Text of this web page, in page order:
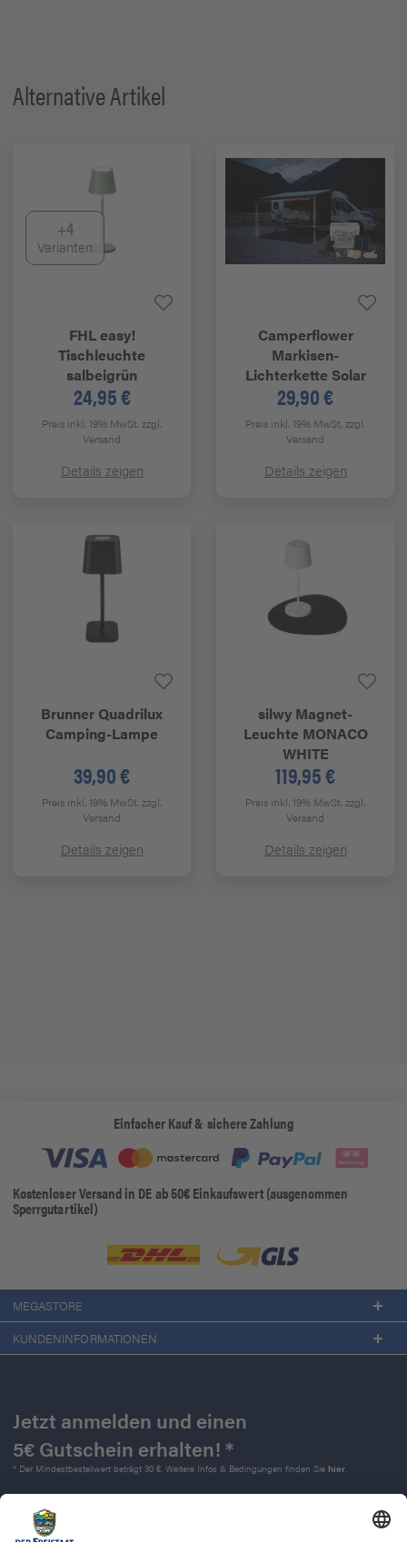
Alternative Artikel
+4
Varianten
FHL easy!
Tischleuchte
salbeigrün
24,95 €
Preis inkl. 19% MwSt.zzgl.
Versand
Details zeigen
Camperflower
Markisen-
Lichterkette Solar
29,90 €
Preis inkl. 19% MwSt.zzgl.
Versand
Details zeigen
Brunner Quadrilux
Camping-Lampe
39,90 €
Preis inkl. 19% MwSt.zzgl.
Versand
Details zeigen
silwy Magnet-
Leuchte MONACO
WHITE
119,95 €
Preis inkl. 19% MwSt.zzgl.
Versand
Details zeigen
Einfacher Kauf & sichere Zahlung
Kostenloser Versand in DE ab 50€ Einkaufswert (ausgenommen
Sperrgutartikel)
MEGASTORE
KUNDENINFORMATIONEN
Jetzt anmelden und einen
5€ Gutschein erhalten! *
* Der Mindestbestellwert beträgt 30 €. Weitere Infos & Bedingungen finden Sie hier.